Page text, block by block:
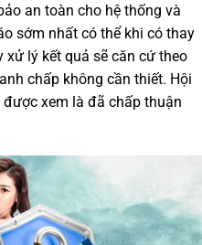
an toàn cho hệ thống và
sớm nhất có thể khi có thay
lý kết quả sẽ căn cứ theo
chấp không cần thiết. Hội
xem là đã chấp thuận